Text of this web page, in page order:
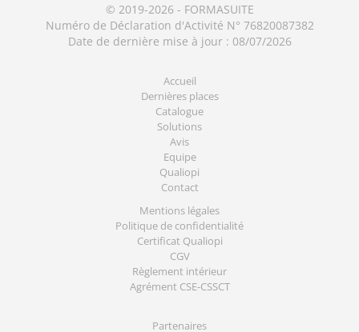
© 2019-2026 - FORMASUITE
Numéro de Déclaration d'Activité N° 76820087382
Date de dernière mise à jour : 08/07/2026
Accueil
Dernières places
Catalogue
Solutions
Avis
Equipe
Qualiopi
Contact
Mentions légales
Politique de confidentialité
Certificat Qualiopi
CGV
Règlement intérieur
Agrément CSE-CSSCT
Partenaires